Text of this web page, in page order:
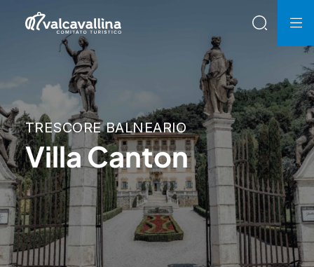
TRESCORE BALNEARIO
Villa Canton